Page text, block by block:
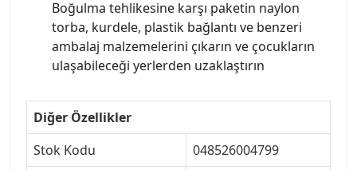
Boğulma tehlikesine karşı paketin naylon
torba, kurdele, plastik bağlantı ve benzeri
ambalaj malzemelerini çıkarın ve çocukların
ulaşabileceği yerlerden uzaklaştırın
Diğer Özellikler
Stok Kodu
048526004799